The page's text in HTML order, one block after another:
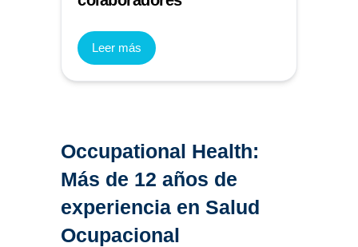
Leer más
Occupational Health:
Más de 12 años de
experiencia en Salud
Ocupacional